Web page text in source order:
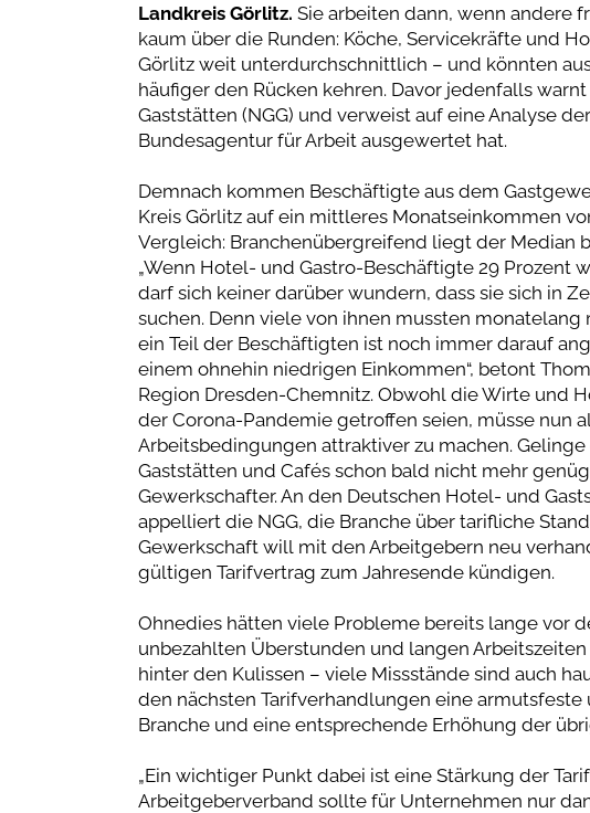
Landkreis Görlitz. Sie arbeiten dann, wenn andere
kaum über die Runden: Köche, Servicekräfte und
Görlitz weit unterdurchschnittlich – und könnten
häufiger den Rücken kehren. Davor jedenfalls
Gaststätten (NGG) und verweist auf eine Analyse
Bundesagentur für Arbeit ausgewertet hat.
Demnach kommen Beschäftigte aus dem
Kreis Görlitz auf ein mittleres Monatseinkommen
Vergleich: Branchenübergreifend liegt der Median
„Wenn Hotel- und Gastro-Beschäftigte 29 Prozent
darf sich keiner darüber wundern, dass sie sich in
suchen. Denn viele von ihnen mussten
ein Teil der Beschäftigten ist noch immer darauf
einem ohnehin niedrigen Einkommen“, betont
Region Dresden-Chemnitz. Obwohl die Wirte und
der Corona-Pandemie getroffen seien, müsse nun
Arbeitsbedingungen attraktiver zu machen.
Gaststätten und Cafés schon bald nicht mehr
Gewerkschafter. An den Deutschen Hotel- und
appelliert die NGG, die Branche über tarifliche
Gewerkschaft will mit den Arbeitgebern neu
gültigen Tarifvertrag zum Jahresende kündigen.
Ohnedies hätten viele Probleme bereits lange vor
unbezahlten Überstunden und langen
hinter den Kulissen – viele Missstände sind auch
den nächsten Tarifverhandlungen eine armutsfeste
Branche und eine entsprechende Erhöhung der
„Ein wichtiger Punkt dabei ist eine Stärkung der
Arbeitgeberverband sollte für Unternehmen nur